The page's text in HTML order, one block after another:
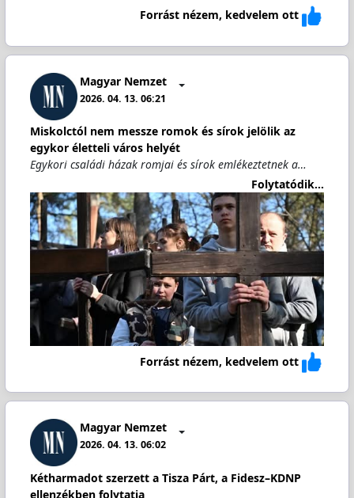
Forrást nézem, kedvelem ott
Magyar Nemzet
2026. 04. 13. 06:21
Miskolctól nem messze romok és sírok jelölik az
egykor életteli város helyét
Egykori családi házak romjai és sírok emlékeztetnek a…
Folytatódik...
Forrást nézem, kedvelem ott
Magyar Nemzet
2026. 04. 13. 06:02
Kétharmadot szerzett a Tisza Párt, a Fidesz–KDNP
ellenzékben folytatja